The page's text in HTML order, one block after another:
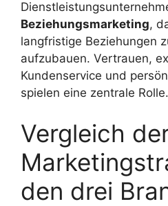
Beziehungsmarketing,
langfristige Beziehungen
aufzubauen. Vertrauen,
Kundenservice und
spielen eine zentrale Rolle.
Vergleich
den drei